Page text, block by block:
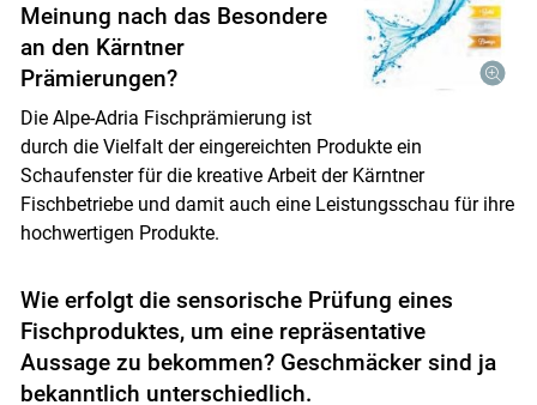
Meinung nach das Besondere
an den Kärntner
Prämierungen?
Die Alpe-Adria Fischprämierung ist
durch die Vielfalt der eingereichten Produkte ein
Schaufenster für die kreative Arbeit der Kärntner
Fischbetriebe und damit auch eine Leistungsschau für ihre
hochwertigen Produkte.
Wie erfolgt die sensorische Prüfung eines
Fischproduktes, um eine repräsentative
Aussage zu bekommen? Geschmäcker sind ja
bekanntlich unterschiedlich.